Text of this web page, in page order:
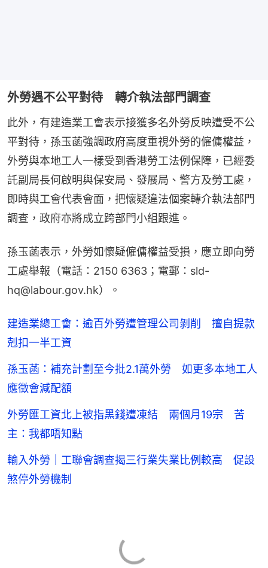
外勞遇不公平對待 轉介執法部門調查
此外，有建造業工會表示接獲多名外勞反映遭受不公
平對待，孫玉菡強調政府高度重視外勞的僱傭權益，
外勞與本地工人一樣受到香港勞工法例保障，已經委
託副局長何啟明與保安局、發展局、警方及勞工處，
即時與工會代表會面，把懷疑違法個案轉介執法部門
調查，政府亦將成立跨部門小組跟進。
孫玉菡表示，外勞如懷疑僱傭權益受損，應立即向勞
工處舉報（電話：2150 6363；電郵：sld-
hq@labour.gov.hk）。
建造業總工會：逾百外勞遭管理公司剝削 擅自提款
剋扣一半工資
孫玉菡：補充計劃至今批2.1萬外勞 如更多本地工人
應徵會減配額
外勞匯工資北上被指黑錢遭凍結 兩個月19宗 苦
主：我都唔知點
輸入外勞｜工聯會調查揭三行業失業比例較高 促設
煞停外勞機制